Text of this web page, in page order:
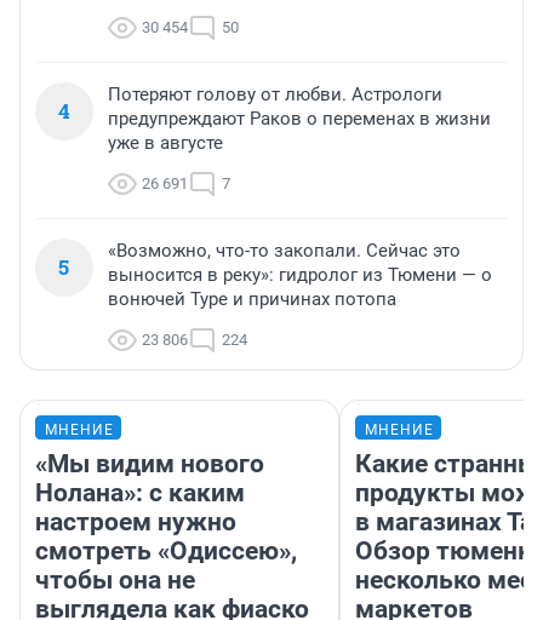
30 454 50
4
Потеряют голову от любви. Астрологи
предупреждают Раков о переменах в жизни
уже в августе
26 691 7
5
«Возможно, что-то закопали. Сейчас это
выносится в реку»: гидролог из Тюмени — о
вонючей Туре и причинах потопа
23 806 224
МНЕНИЕ
«Мы видим нового
Нолана»: с каким
настроем нужно
смотреть «Одиссею»,
чтобы она не
выглядела как фиаско
МНЕНИЕ
Какие
продукты
в магазинах
Обзор
несколько
маркетов